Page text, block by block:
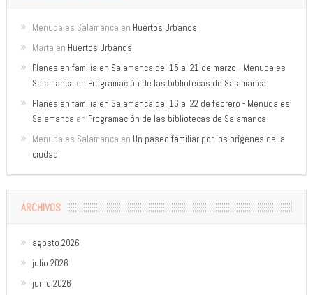
Menuda es Salamanca en Huertos Urbanos
Marta en Huertos Urbanos
Planes en familia en Salamanca del 15 al 21 de marzo - Menuda es
Salamanca en Programación de las bibliotecas de Salamanca
Planes en familia en Salamanca del 16 al 22 de febrero - Menuda es
Salamanca en Programación de las bibliotecas de Salamanca
Menuda es Salamanca en Un paseo familiar por los orígenes de la
ciudad
ARCHIVOS
agosto 2026
julio 2026
junio 2026